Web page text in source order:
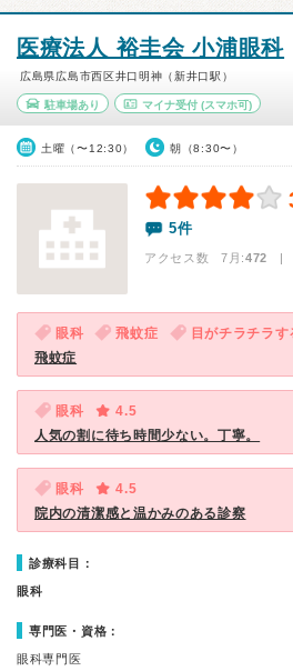
医療法人 裕圭会 小浦眼科
広島県広島市西区井口明神（新井口駅）
駐車場あり マイナ受付(スマホ可)
土曜（〜12:30） 朝（8:30〜）
5件
アクセス数 7月:472 |
眼科 飛蚊症 目がチラチラす
飛蚊症
眼科
4.5
人気の割に待ち時間少ない。丁寧。
眼科
4.5
院内の清潔感と温かみのある診察
診療科目：
眼科
専門医・資格：
眼科専門医